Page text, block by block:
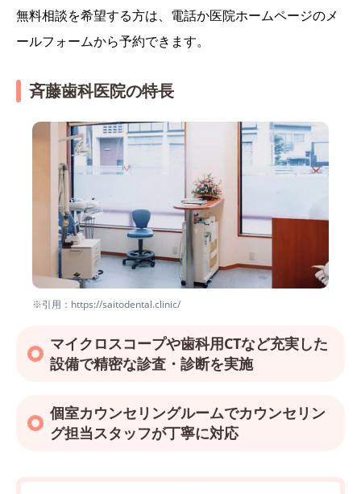
無料相談を希望する方は、電話か医院ホームページのメ
ールフォームから予約できます。
斉藤歯科医院の特長
※引用：https://saitodental.clinic/
マイクロスコープや歯科用CTなど充実した
設備で精密な診査・診断を実施
個室カウンセリングルームでカウンセリン
グ担当スタッフが丁寧に対応